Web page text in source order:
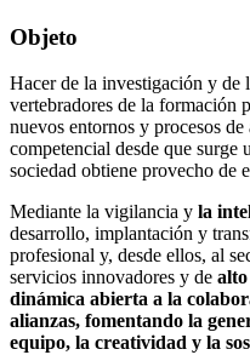
Objeto
Hacer de la investigación y de
vertebradores de la formación
nuevos entornos y procesos
competencial desde que surge
sociedad obtiene provecho de
Mediante la vigilancia y la
desarrollo, implantación y
profesional y, desde ellos, al
servicios innovadores y de
dinámica abierta a la
alianzas, fomentando la
equipo, la creatividad y la